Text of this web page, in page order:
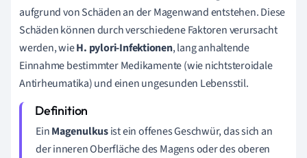
aufgrund von Schäden an der Magenwand entstehen. Diese
Schäden können durch verschiedene Faktoren verursacht
werden, wieH. pylori-Infektionen, lang anhaltende
Einnahme bestimmter Medikamente (wie nichtsteroidale
Antirheumatika) und einen ungesunden Lebensstil.
EinMagenulkusist ein offenes Geschwür, das sich an
der inneren Oberfläche des Magens oder des oberen